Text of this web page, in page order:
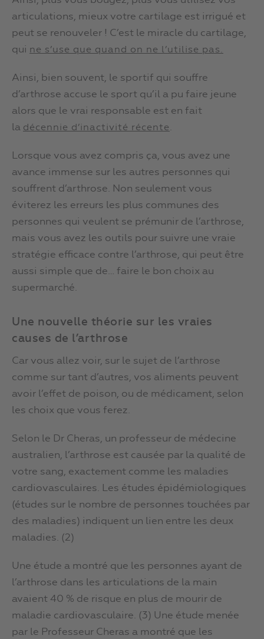
articulations, mieux votre cartilage est irrigué et
peut se renouveler ! C’est le miracle du cartilage,
qui ne s’use que quand on ne l’utilise pas.
Ainsi, bien souvent, le sportif qui souffre
d’arthrose accuse le sport qu’il a pu faire jeune
alors que le vrai responsable est en fait
la décennie d’inactivité récente.
Lorsque vous avez compris ça, vous avez une
avance immense sur les autres personnes qui
souffrent d’arthrose. Non seulement vous
éviterez les erreurs les plus communes des
personnes qui veulent se prémunir de l’arthrose,
mais vous avez les outils pour suivre une vraie
stratégie efficace contre l’arthrose, qui peut être
aussi simple que de… faire le bon choix au
supermarché.
Une nouvelle théorie sur les vraies
causes de l’arthrose
Car vous allez voir, sur le sujet de l’arthrose
comme sur tant d’autres, vos aliments peuvent
avoir l’effet de poison, ou de médicament, selon
les choix que vous ferez.
Selon le Dr Cheras, un professeur de médecine
australien, l’arthrose est causée par la qualité de
votre sang, exactement comme les maladies
cardiovasculaires. Les études épidémiologiques
(études sur le nombre de personnes touchées par
des maladies) indiquent un lien entre les deux
maladies. (2)
Une étude a montré que les personnes ayant de
l’arthrose dans les articulations de la main
avaient 40 % de risque en plus de mourir de
maladie cardiovasculaire. (3) Une étude menée
par le Professeur Cheras a montré que les